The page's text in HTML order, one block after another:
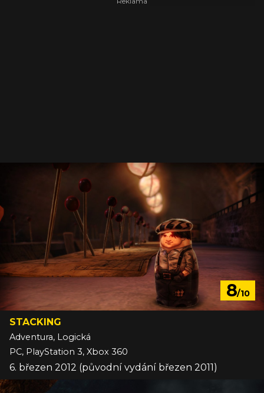
8/10
STACKING
Adventura, Logická
PC, PlayStation 3, Xbox 360
6. březen 2012 (původní vydání březen 2011)